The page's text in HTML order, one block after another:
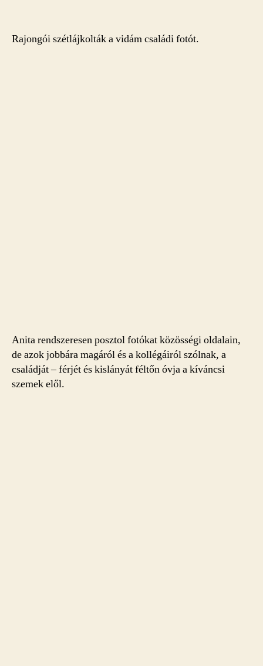
Rajongói szétlájkolták a vidám családi fotót.
Anita rendszeresen posztol fotókat közösségi oldalain,
de azok jobbára magáról és a kollégáiról szólnak, a
családját – férjét és kislányát féltőn óvja a kíváncsi
szemek elől.